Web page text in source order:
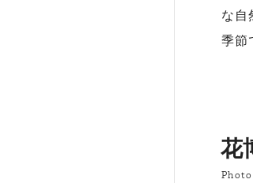
な自
季節
花